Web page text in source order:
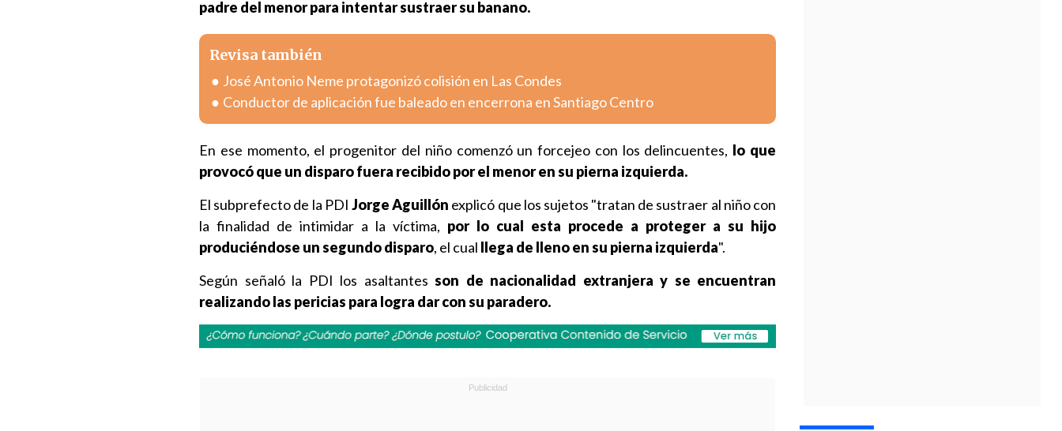
padre del menor para intentar sustraer su banano.
Revisa también
José Antonio Neme protagonizó colisión en Las Condes
Conductor de aplicación fue baleado en encerrona en Santiago Centro
En ese momento, el progenitor del niño comenzó un forcejeo con los delincuentes, lo que
provocó que un disparo fuera recibido por el menor en su pierna izquierda.
El subprefecto de la PDI Jorge Aguillón explicó que los sujetos "tratan de sustraer al niño con
la finalidad de intimidar a la víctima, por lo cual esta procede a proteger a su hijo
produciéndose un segundo disparo, el cual llega de lleno en su pierna izquierda".
Según señaló la PDI los asaltantes son de nacionalidad extranjera y se encuentran
realizando las pericias para logra dar con su paradero.